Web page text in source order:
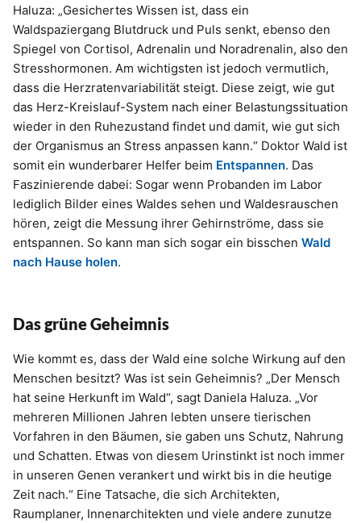
Haluza: „Gesichertes Wissen ist, dass ein
Waldspaziergang Blutdruck und Puls senkt, ebenso den
Spiegel von Cortisol, Adrenalin und Noradrenalin, also den
Stresshormonen. Am wichtigsten ist jedoch vermutlich,
dass die Herzratenvariabilität steigt. Diese zeigt, wie gut
das Herz-Kreislauf-System nach einer Belastungssituation
wieder in den Ruhezustand findet und damit, wie gut sich
der Organismus an Stress anpassen kann.“ Doktor Wald ist
somit ein wunderbarer Helfer beim Entspannen. Das
Faszinierende dabei: Sogar wenn Probanden im Labor
lediglich Bilder eines Waldes sehen und Waldesrauschen
hören, zeigt die Messung ihrer Gehirnströme, dass sie
entspannen. So kann man sich sogar ein bisschen Wald
nach Hause holen.
Das grüne Geheimnis
Wie kommt es, dass der Wald eine solche Wirkung auf den
Menschen besitzt? Was ist sein Geheimnis? „Der Mensch
hat seine Herkunft im Wald“, sagt Daniela Haluza. „Vor
mehreren Millionen Jahren lebten unsere tierischen
Vorfahren in den Bäumen, sie gaben uns Schutz, Nahrung
und Schatten. Etwas von diesem Urinstinkt ist noch immer
in unseren Genen verankert und wirkt bis in die heutige
Zeit nach.“ Eine Tatsache, die sich Architekten,
Raumplaner, Innenarchitekten und viele andere zunutze